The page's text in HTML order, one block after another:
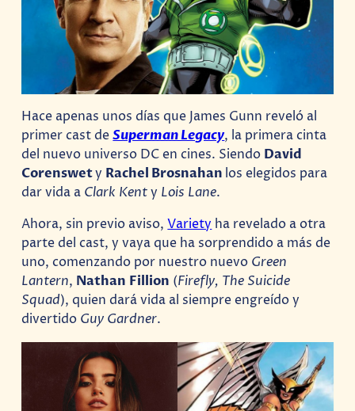
Hace apenas unos días que James Gunn reveló al
primer cast deSuperman Legacy, la primera cinta
del nuevo universo DC en cines. Siendo David
Corenswety Rachel Brosnahan los elegidos para
dar vida a Clark Kenty Lois Lane.
Ahora, sin previo aviso,Variety ha revelado a otra
parte del cast, y vaya que ha sorprendido a más de
uno, comenzando por nuestro nuevo Green
Lantern, Nathan Fillion (Firefly, The Suicide
Squad), quien dará vida al siempre engreído y
divertido Guy Gardner.